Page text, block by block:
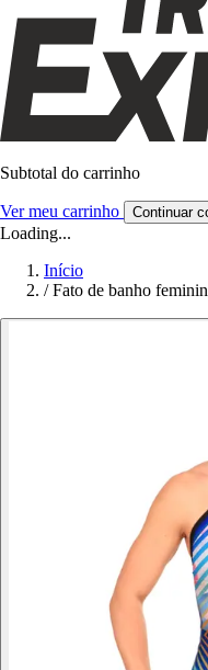
Subtotal do carrinho
Ver meu carrinho Continuar
Loading...
Início
/ Fato de banho